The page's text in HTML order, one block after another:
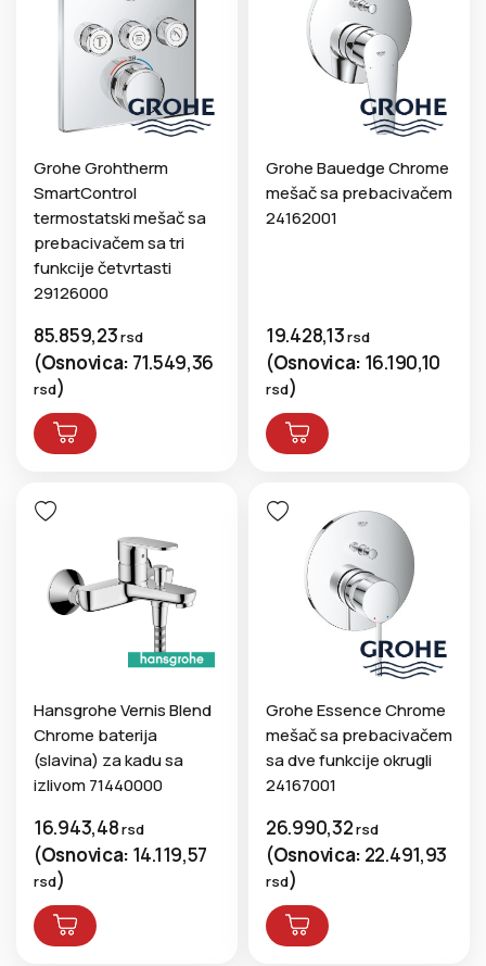
Grohe Grohtherm
SmartControl
termostatski mešač sa
prebacivačem sa tri
funkcije četvrtasti
29126000
85.859,23rsd
(Osnovica: 71.549,36
rsd)
Grohe Bauedge Chrome
mešač sa prebacivačem
24162001
19.428,13rsd
(Osnovica: 16.190,10
rsd)
Hansgrohe Vernis Blend
Chrome baterija
(slavina) za kadu sa
izlivom 71440000
16.943,48rsd
(Osnovica: 14.119,57
rsd)
Grohe Essence Chrome
mešač sa prebacivačem
sa dve funkcije okrugli
24167001
26.990,32rsd
(Osnovica: 22.491,93
rsd)